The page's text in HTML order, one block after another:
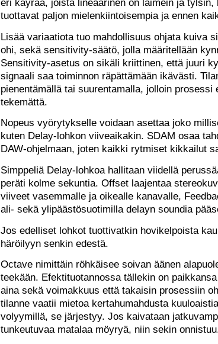
tuottavat paljon mielenkiintoisempia ja ennen
Lisää variaatiota tuo mahdollisuus ohjata kuiva
ohi, sekä sensitivity-säätö, jolla määritellään
Sensitivity-asetus on sikäli kriittinen, että juuri
signaali saa toiminnon räpättämään ikävästi.
pienentämällä tai suurentamalla, jolloin
tekemättä.
Nopeus vyörytykselle voidaan asettaa joko
kuten Delay-lohkon viiveaikakin. SDAM osaa
DAW-ohjelmaan, joten kaikki rytmiset kikkailut
Simppeliä Delay-lohkoa hallitaan viidellä
peräti kolme sekuntia. Offset laajentaa
viiveet vasemmalle ja oikealle kanavalle,
ali- sekä ylipäästösuotimilla delayn soundia
Jos edelliset lohkot tuottivatkin hovikelpoista
häröilyyn senkin edestä.
Octave nimittäin röhkäisee soivan äänen
teekään. Efektituotannossa tällekin on
aina sekä voimakkuus että takaisin prosessiin
tilanne vaatii mietoa kertahumahdusta
volyymillä, se järjestyy. Jos kaivataan
tunkeutuvaa matalaa möyryä, niin sekin